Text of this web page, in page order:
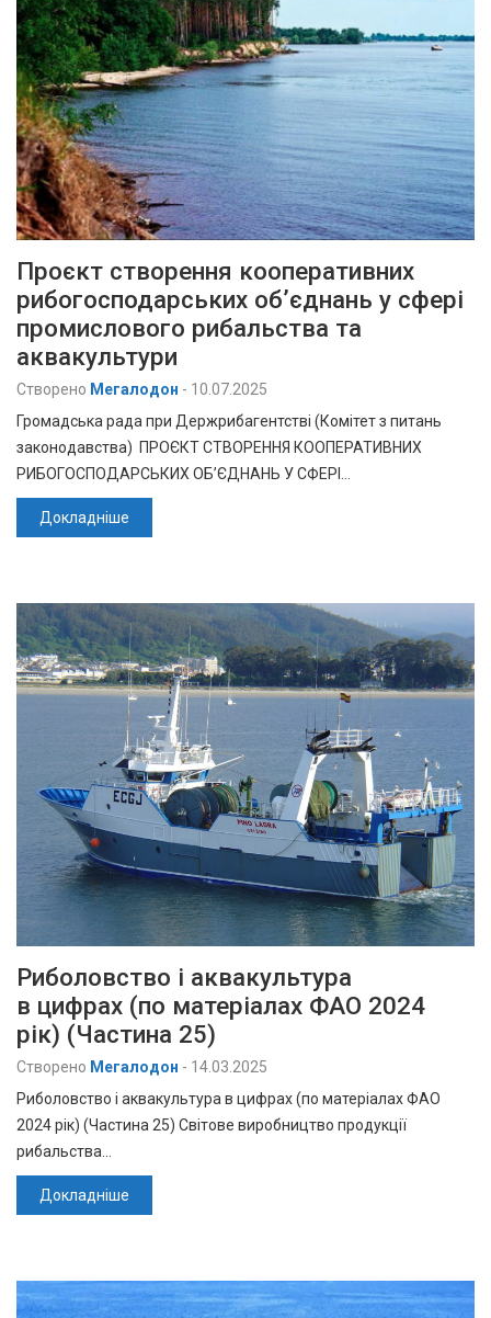
Проєкт створення кооперативних
рибогосподарських об’єднань у сфері
промислового рибальства та
аквакультури
Створено Мегалодон - 10.07.2025
Громадська рада при Держрибагентстві (Комітет з питань
законодавства) ПРОЄКТ СТВОРЕННЯ КООПЕРАТИВНИХ
РИБОГОСПОДАРСЬКИХ ОБ’ЄДНАНЬ У СФЕРІ…
Докладніше
Риболовство і аквакультура
в цифрах (по матеріалах ФАО 2024
рік) (Частина 25)
Створено Мегалодон - 14.03.2025
Риболовство і аквакультура в цифрах (по матеріалах ФАО
2024 рік) (Частина 25) Світове виробництво продукції
рибальства…
Докладніше